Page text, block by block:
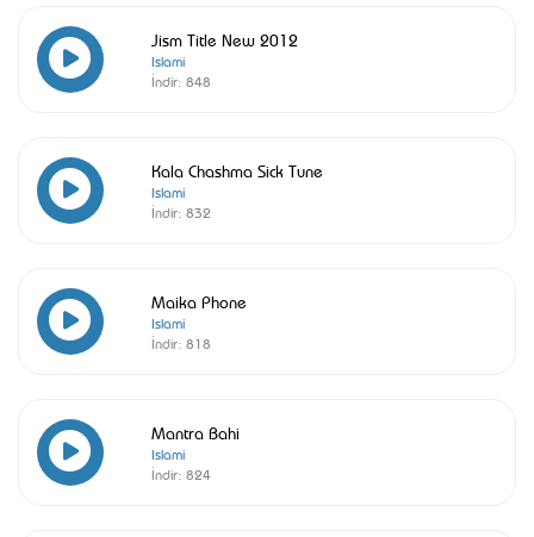
Jism Title New 2012
Islami
İndir: 848
Kala Chashma Sick Tune
Islami
İndir: 832
Maika Phone
Islami
İndir: 818
Mantra Bahi
Islami
İndir: 824